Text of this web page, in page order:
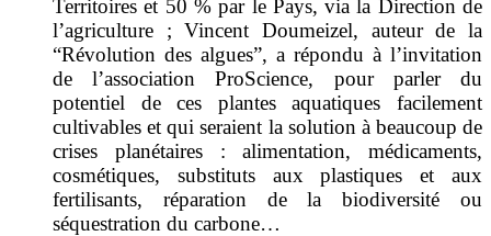
Territoires et 50 % par le Pays, via la Direction de
l’agriculture ; Vincent Doumeizel, auteur de la
“Révolution des algues”, a répondu à l’invitation
de l’association ProScience, pour parler du
potentiel de ces plantes aquatiques facilement
cultivables et qui seraient la solution à beaucoup de
crises planétaires : alimentation, médicaments,
cosmétiques, substituts aux plastiques et aux
fertilisants, réparation de la biodiversité ou
séquestration du carbone…